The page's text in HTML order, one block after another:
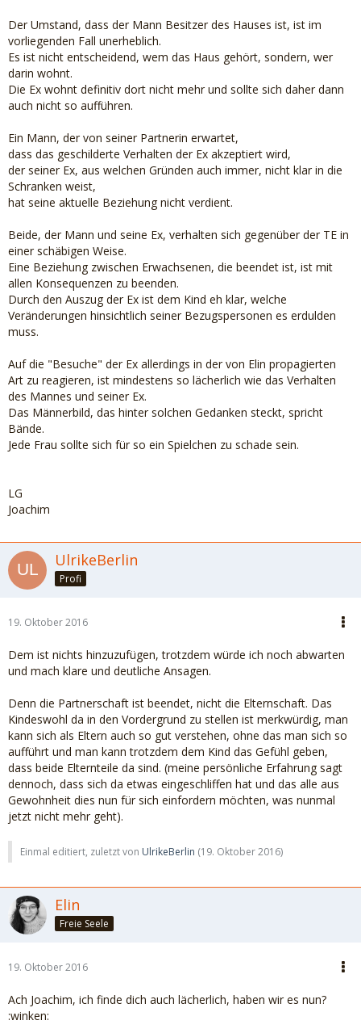
Der Umstand, dass der Mann Besitzer des Hauses ist, ist im
vorliegenden Fall unerheblich.
Es ist nicht entscheidend, wem das Haus gehört, sondern, wer
darin wohnt.
Die Ex wohnt definitiv dort nicht mehr und sollte sich daher dann
auch nicht so aufführen.
Ein Mann, der von seiner Partnerin erwartet,
dass das geschilderte Verhalten der Ex akzeptiert wird,
der seiner Ex, aus welchen Gründen auch immer, nicht klar in die
Schranken weist,
hat seine aktuelle Beziehung nicht verdient.
Beide, der Mann und seine Ex, verhalten sich gegenüber der TE in
einer schäbigen Weise.
Eine Beziehung zwischen Erwachsenen, die beendet ist, ist mit
allen Konsequenzen zu beenden.
Durch den Auszug der Ex ist dem Kind eh klar, welche
Veränderungen hinsichtlich seiner Bezugspersonen es erdulden
muss.
Auf die "Besuche" der Ex allerdings in der von Elin propagierten
Art zu reagieren, ist mindestens so lächerlich wie das Verhalten
des Mannes und seiner Ex.
Das Männerbild, das hinter solchen Gedanken steckt, spricht
Bände.
Jede Frau sollte sich für so ein Spielchen zu schade sein.
LG
Joachim
UlrikeBerlin
Profi
19. Oktober 2016
Dem ist nichts hinzuzufügen, trotzdem würde ich noch abwarten
und mach klare und deutliche Ansagen.
Denn die Partnerschaft ist beendet, nicht die Elternschaft. Das
Kindeswohl da in den Vordergrund zu stellen ist merkwürdig, man
kann sich als Eltern auch so gut verstehen, ohne das man sich so
aufführt und man kann trotzdem dem Kind das Gefühl geben,
dass beide Elternteile da sind. (meine persönliche Erfahrung sagt
dennoch, dass sich da etwas eingeschliffen hat und das alle aus
Gewohnheit dies nun für sich einfordern möchten, was nunmal
jetzt nicht mehr geht).
Einmal editiert, zuletzt von UlrikeBerlin (19. Oktober 2016)
Elin
Freie Seele
19. Oktober 2016
Ach Joachim, ich finde dich auch lächerlich, haben wir es nun?
:winken: